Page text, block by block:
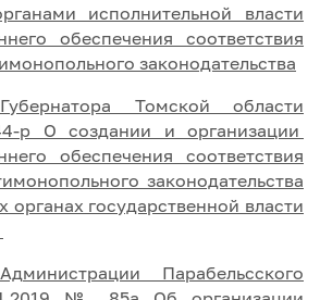
исполнительной власти
обеспечения соответствия
законодательства
Томской области
р О создании и организации
обеспечения соответствия
законодательства
органах государственной власти
Парабельсского